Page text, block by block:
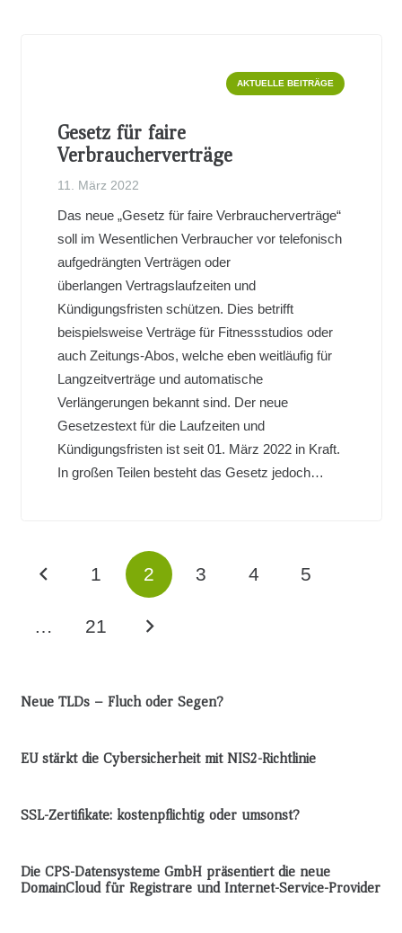
AKTUELLE BEITRÄGE
Gesetz für faire
Verbraucherverträge
11. März 2022
Das neue „Gesetz für faire Verbraucherverträge“
soll im Wesentlichen Verbraucher vor telefonisch
aufgedrängten Verträgen oder
überlangen Vertragslaufzeiten und
Kündigungsfristen schützen. Dies betrifft
beispielsweise Verträge für Fitnessstudios oder
auch Zeitungs-Abos, welche eben weitläufig für
Langzeitverträge und automatische
Verlängerungen bekannt sind. Der neue
Gesetzestext für die Laufzeiten und
Kündigungsfristen ist seit 01. März 2022 in Kraft.
In großen Teilen besteht das Gesetz jedoch…
1 2 3 4 5
… 21
Neue TLDs – Fluch oder Segen?
EU stärkt die Cybersicherheit mit NIS2-Richtlinie
SSL-Zertifikate: kostenpflichtig oder umsonst?
Die CPS-Datensysteme GmbH präsentiert die neue
DomainCloud für Registrare und Internet-Service-Provider